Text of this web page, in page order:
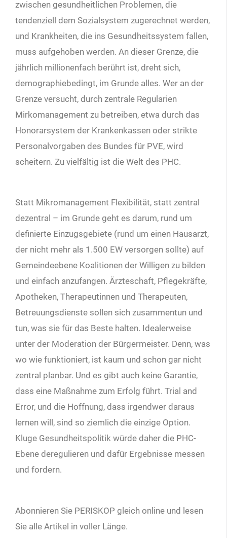
zwischen gesundheitlichen Problemen, die
tendenziell dem Sozialsystem zugerechnet werden,
und Krankheiten, die ins Gesundheitssystem fallen,
muss aufgehoben werden. An dieser Grenze, die
jährlich millionenfach berührt ist, dreht sich,
demographiebedingt, im Grunde alles. Wer an der
Grenze versucht, durch zentrale Regularien
Mirkomanagement zu betreiben, etwa durch das
Honorarsystem der Krankenkassen oder strikte
Personalvorgaben des Bundes für PVE, wird
scheitern. Zu vielfältig ist die Welt des PHC.
Statt Mikromanagement Flexibilität, statt zentral
dezentral – im Grunde geht es darum, rund um
definierte Einzugsgebiete (rund um einen Hausarzt,
der nicht mehr als 1.500 EW versorgen sollte) auf
Gemeindeebene Koalitionen der Willigen zu bilden
und einfach anzufangen. Ärzteschaft, Pflegekräfte,
Apotheken, Therapeutinnen und Therapeuten,
Betreuungsdienste sollen sich zusammentun und
tun, was sie für das Beste halten. Idealerweise
unter der Moderation der Bürgermeister. Denn, was
wo wie funktioniert, ist kaum und schon gar nicht
zentral planbar. Und es gibt auch keine Garantie,
dass eine Maßnahme zum Erfolg führt. Trial and
Error, und die Hoffnung, dass irgendwer daraus
lernen will, sind so ziemlich die einzige Option.
Kluge Gesundheitspolitik würde daher die PHC-
Ebene deregulieren und dafür Ergebnisse messen
und fordern.
Abonnieren Sie PERISKOP gleich online und lesen
Sie alle Artikel in voller Länge.